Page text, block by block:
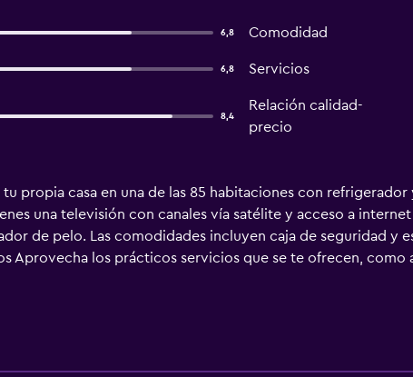
6,8 Comodidad
6,8 Servicios
8,4
Relación calidad-
precio
propia casa en una de las 85 habitaciones con
una televisión con canales vía satélite y acceso a
de pelo. Las comodidades incluyen caja de seguridad y
Aprovecha los prácticos servicios que se te ofrecen,
turística y para la compra de entradas. Ubicación
a cinco minutos en auto de Acrópolis y Plaza